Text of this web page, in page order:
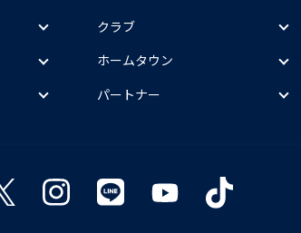
クラブ
ホームタウン
パートナー